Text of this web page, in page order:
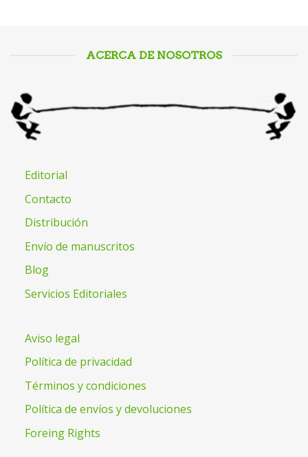
ACERCA DE NOSOTROS
Editorial
Contacto
Distribución
Envío de manuscritos
Blog
Servicios Editoriales
Aviso legal
Política de privacidad
Términos y condiciones
Política de envíos y devoluciones
Foreing Rights